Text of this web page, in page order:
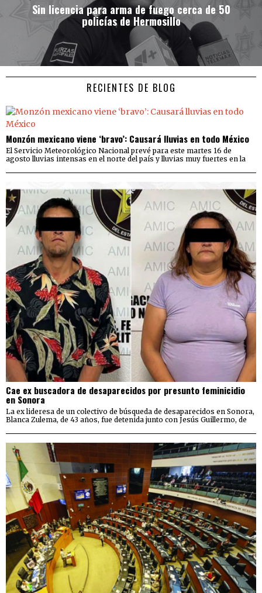
Sin licencia para arma de fuego cerca de 50
policías de Hermosillo
RECIENTES DE BLOG
Monzón mexicano viene ‘bravo’: Causará lluvias en todo México
El Servicio Meteorológico Nacional prevé para este martes 16 de
agosto lluvias intensas en el norte del país y lluvias muy fuertes en la
Cae ex buscadora de desaparecidos por presunto feminicidio
en Sonora
La ex lideresa de un colectivo de búsqueda de desaparecidos en Sonora,
Blanca Zulema, de 43 años, fue detenida junto con Jesús Guillermo, de